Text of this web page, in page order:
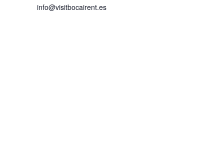
info@visitbocairent.es